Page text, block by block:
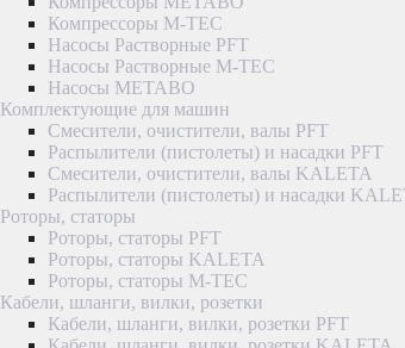
Компрессоры M-TEC
Насосы Растворные PFT
Насосы Растворные M-TEC
Насосы METABO
Комплектующие для машин
Смесители, очистители, валы PFT
Распылители (пистолеты) и насадки PFT
Смесители, очистители, валы KALETA
Распылители (пистолеты) и насадки
Роторы, статоры
Роторы, статоры PFT
Роторы, статоры KALETA
Роторы, статоры M-TEC
Кабели, шланги, вилки, розетки
Кабели, шланги, вилки, розетки PFT